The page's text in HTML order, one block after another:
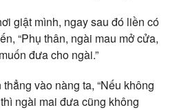
giật mình, ngay sau đó liền có
“Phụ thân, ngài mau mở cửa,
đưa cho ngài.”
vào nàng ta, “Nếu không
ngài mai đưa cũng không